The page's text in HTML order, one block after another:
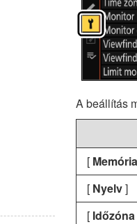
A beállítás
[
[ Nyelv]
[